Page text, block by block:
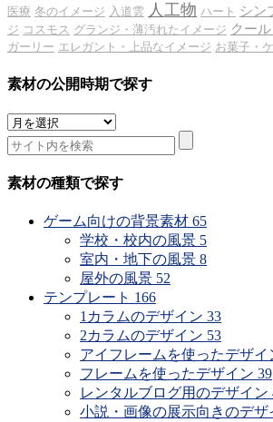
医療 冬のイメージ 入道雲 人工物 ハート シン
ジ コスモス グランジ・薄汚れたイメージ クー
ガーリー エレガント・上品なイメージ お菓子・
素材の公開時期で探す
素
材
の
公
素材の種類で探す
ゲーム向けの背景素材 65
学校・校内の風景 5
室内・地下の風景 8
屋外の風景 52
テンプレート 166
1カラムのデザイン 33
2カラムのデザイン 53
アイフレームを使ったデザイ
フレームを使ったデザイン 39
レンタルブログ用のデザイン
小説・画像の展示向きのデザ